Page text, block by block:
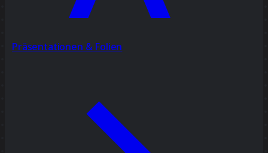
Präsentationen & Folien